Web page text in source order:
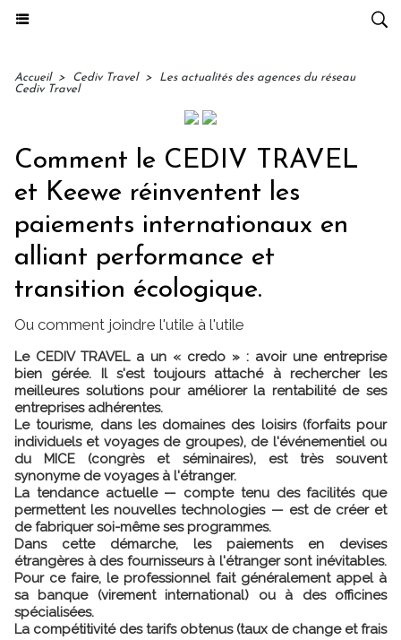
Accueil > Cediv Travel >
Les actualités des agences du réseau
Cediv Travel
Comment le CEDIV TRAVEL
et Keewe réinventent les
paiements internationaux en
alliant performance et
transition écologique.
Ou comment joindre l'utile à l'utile
Le CEDIV TRAVEL a un « credo » : avoir une entreprise
bien gérée. Il s'est toujours attaché à rechercher les
meilleures solutions pour améliorer la rentabilité de ses
entreprises adhérentes.
Le tourisme, dans les domaines des loisirs (forfaits pour
individuels et voyages de groupes), de l'événementiel ou
du MICE (congrès et séminaires), est très souvent
synonyme de voyages à l'étranger.
La tendance actuelle — compte tenu des facilités que
permettent les nouvelles technologies — est de créer et
de fabriquer soi-même ses programmes.
Dans cette démarche, les paiements en devises
étrangères à des fournisseurs à l'étranger sont inévitables.
Pour ce faire, le professionnel fait généralement appel à
sa banque (virement international) ou à des officines
spécialisées.
La compétitivité des tarifs obtenus (taux de change et frais